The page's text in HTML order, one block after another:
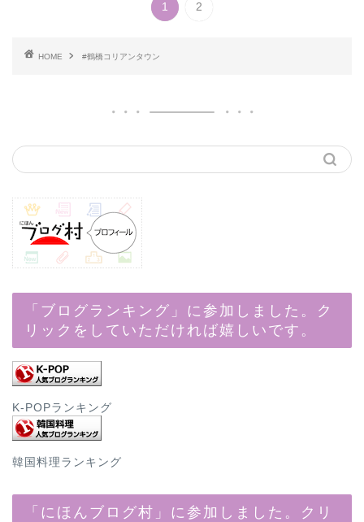
1 2
HOME #鶴橋コリアンタウン
「ブログランキング」に参加しました。ク
リックをしていただければ嬉しいです。
K-POPランキング
韓国料理ランキング
「にほんブログ村」に参加しました。クリ